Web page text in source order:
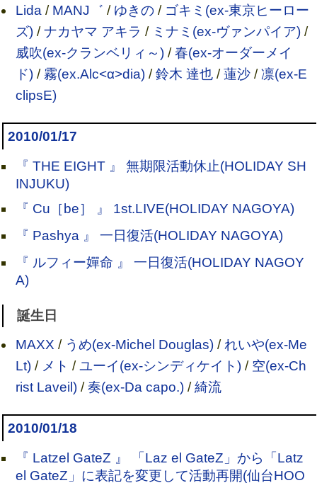
Lida / MANJ゛ / ゆきの/ ゴキミ(ex-東京ヒーロー
ズ)/ナカヤマ アキラ / ミナミ(ex-ヴァンパイア)/
威吹(ex-クランベリィ～)/春(ex-オーダーメイ
ド)/ 霧(ex.Alc<α>dia)/鈴木 達也/蓮沙/凛(ex-E
clipsE)
2010/01/17
『 THE EIGHT 』 無期限活動休止(HOLIDAY SH
INJUKU)
『 Cu［be］ 』 1st.LIVE(HOLIDAY NAGOYA)
『 Pashya 』 一日復活(HOLIDAY NAGOYA)
『 ルフィー嬋命 』 一日復活(HOLIDAY NAGOY
A)
誕生日
MAXX / うめ(ex-Michel Douglas)/れいや(ex-Me
Lt)/ メト /ユーイ(ex-シンディケイト)/ 空(ex-Ch
rist Laveil)/奏(ex-Da capo.)/綺流
2010/01/18
『 Latzel GateZ 』 「Laz el GateZ」から「Latz
el GateZ」に表記を変更して活動再開(仙台HOO